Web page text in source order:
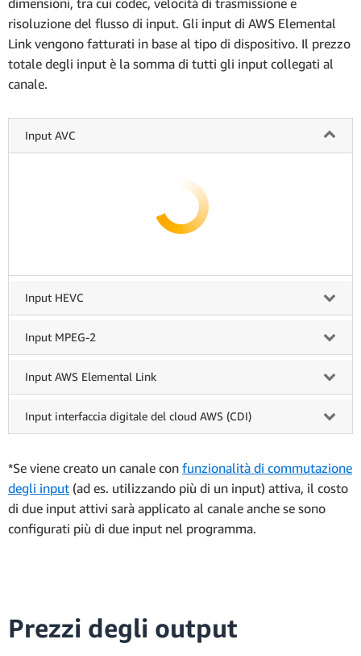
risoluzione del flusso di input. Gli input di AWS Elemental
Link vengono fatturati in base al tipo di dispositivo. Il prezzo
totale degli input è la somma di tutti gli input collegati al
canale.
Input AVC
Input HEVC
Input MPEG-2
Input AWS Elemental Link
Input interfaccia digitale del cloud AWS (CDI)
*Se viene creato un canale con funzionalità di commutazione
degli input (ad es. utilizzando più di un input) attiva, il costo
di due input attivi sarà applicato al canale anche se sono
configurati più di due input nel programma.
Prezzi degli output